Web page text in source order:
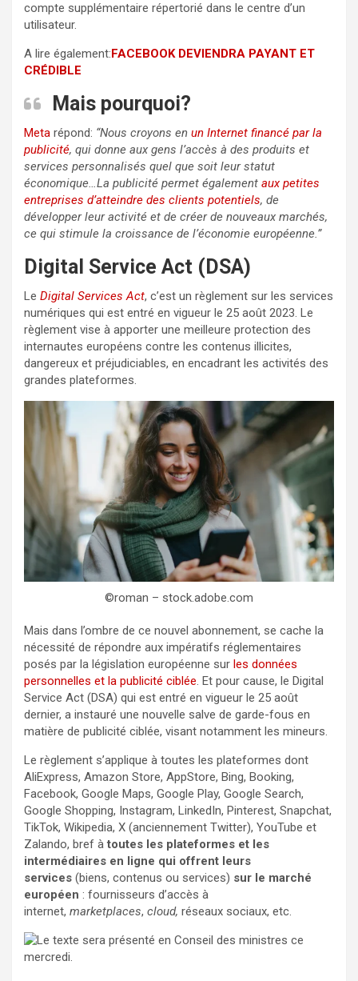
compte supplémentaire répertorié dans le centre d’un
utilisateur.
A lire également:FACEBOOK DEVIENDRA PAYANT ET
CRÉDIBLE
Mais pourquoi?
Meta répond: “Nous croyons en un Internet financé par la
publicité, qui donne aux gens l’accès à des produits et
services personnalisés quel que soit leur statut
économique…La publicité permet également aux petites
entreprises d’atteindre des clients potentiels, de
développer leur activité et de créer de nouveaux marchés,
ce qui stimule la croissance de l’économie européenne.”
Digital Service Act (DSA)
Le Digital Services Act, c’est un règlement sur les services
numériques qui est entré en vigueur le 25 août 2023. Le
règlement vise à apporter une meilleure protection des
internautes européens contre les contenus illicites,
dangereux et préjudiciables, en encadrant les activités des
grandes plateformes.
©roman – stock.adobe.com
Mais dans l’ombre de ce nouvel abonnement, se cache la
nécessité de répondre aux impératifs réglementaires
posés par la législation européenne sur les données
personnelles et la publicité ciblée. Et pour cause, le Digital
Service Act (DSA) qui est entré en vigueur le 25 août
dernier, a instauré une nouvelle salve de garde-fous en
matière de publicité ciblée, visant notamment les mineurs.
Le règlement s’applique à toutes les plateformes dont
AliExpress, Amazon Store, AppStore, Bing, Booking,
Facebook, Google Maps, Google Play, Google Search,
Google Shopping, Instagram, LinkedIn, Pinterest, Snapchat,
TikTok, Wikipedia, X (anciennement Twitter), YouTube et
Zalando, bref àtoutes les plateformes et les
intermédiaires en ligne qui offrent leurs
services (biens, contenus ou services) sur le marché
européen : fournisseurs d’accès à
internet, marketplaces, cloud, réseaux sociaux, etc.